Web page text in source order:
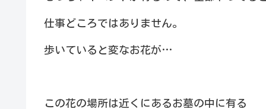
仕事どころではありません。
歩いていると変なお花が…
この花の場所は近くにあるお墓の中に有る